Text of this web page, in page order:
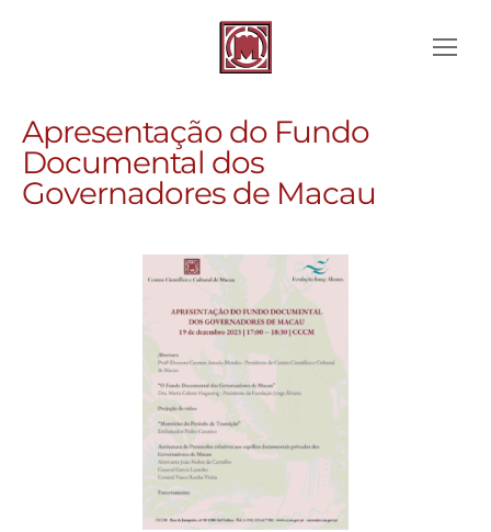
Apresentação do Fundo
Documental dos
Governadores de Macau